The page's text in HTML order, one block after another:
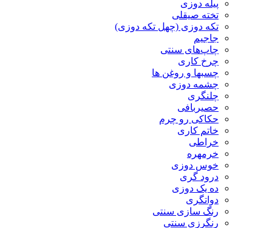
پیله دوزی
تخته صیقلی
تکه دوزی (چهل تکه دوزی)
جاجیم
چاپ‌های سنتی
چرخ کاری
چسبها و روغن ها
چشمه دوزی
چلنگری
حصیربافی
حکاکی رو چرم
خاتم کاری
خراطی
خرمهره
خوس دوزی
درود گری
ده یک دوزی
دواتگری
رنگ سازی سنتی
رنگرزی سنتی